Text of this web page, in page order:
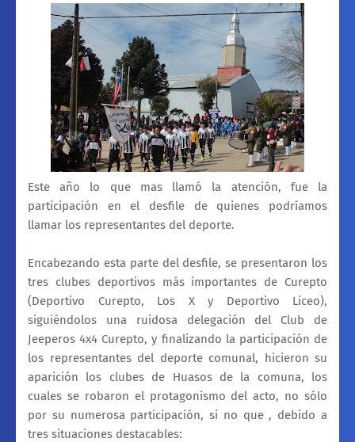
Este año lo que mas llamó la atención, fue la
participación en el desfile de quienes podríamos
llamar los representantes del deporte.
Encabezando esta parte del desfile, se presentaron los
tres clubes deportivos más importantes de Curepto
(Deportivo Curepto, Los X y Deportivo Liceo),
siguiéndolos una ruidosa delegación del Club de
Jeeperos 4x4 Curepto, y finalizando la participación de
los representantes del deporte comunal, hicieron su
aparición los clubes de Huasos de la comuna, los
cuales se robaron el protagonismo del acto, no sólo
por su numerosa participación, si no que , debido a
tres situaciones destacables: